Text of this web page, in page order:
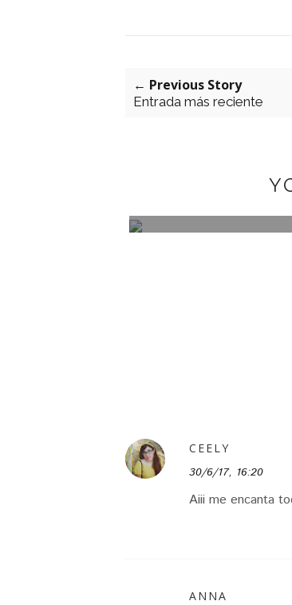
← Previous Story
Entrada más reciente
CEELY
30/6/17, 16:20
Aiii me encanta
ANNA